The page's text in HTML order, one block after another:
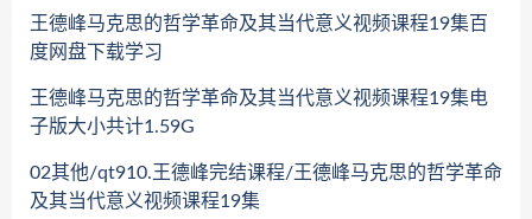
王德峰马克思的哲学革命及其当代意义视频课程19集百
度网盘下载学习
王德峰马克思的哲学革命及其当代意义视频课程19集电
子版大小共计1.59G
02其他/qt910.王德峰完结课程/王德峰马克思的哲学革命
及其当代意义视频课程19集